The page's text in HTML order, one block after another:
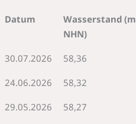
Datum
Wasserstand (m
NHN)
30.07.2026 58,36
24.06.2026 58,32
29.05.2026 58,27